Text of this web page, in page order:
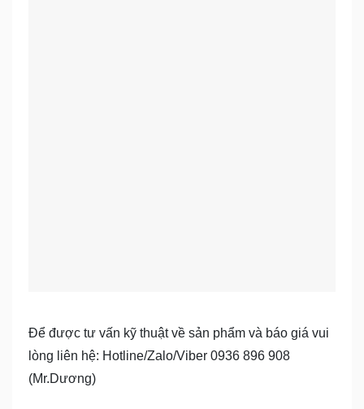
Để được tư vấn kỹ thuật về sản phẩm và báo giá vui
lòng liên hệ: Hotline/Zalo/Viber 0936 896 908
(Mr.Dương)